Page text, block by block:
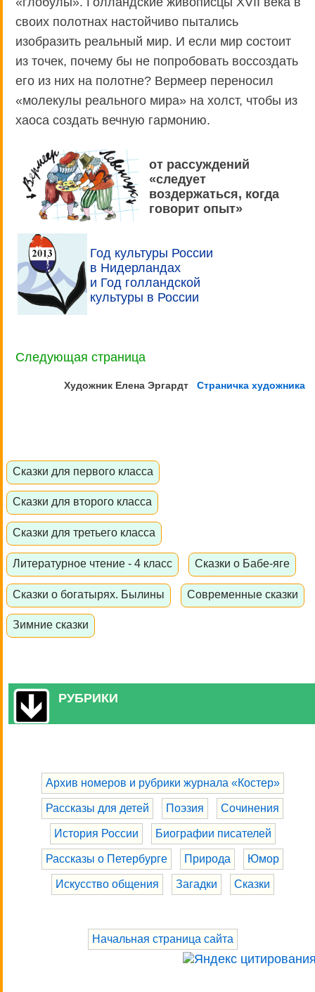
своих полотнах настойчиво пытались
изобразить реальный мир. И если мир состоит
из точек, почему бы не попробовать воссоздать
его из них на полотне? Вермеер переносил
«молекулы реального мира» на холст, чтобы из
хаоса создать вечную гармонию.
от рассуждений
«следует
воздержаться, когда
говорит опыт»
Год культуры России
в Нидерландах
и Год голландской
культуры в России
Следующая страница
Художник Елена Эргардт Страничка художника
Сказки для первого класса
Сказки для второго класса
Сказки для третьего класса
Литературное чтение - 4 класс Сказки о Бабе-яге
Сказки о богатырях. Былины Современные сказки
Зимние сказки
РУБРИКИ
Архив номеров и рубрики журнала «Костер»
Рассказы для детей Поэзия Сочинения
История России Биографии писателей
Рассказы о Петербурге Природа Юмор
Искусство общения Загадки Сказки
Начальная страница сайта